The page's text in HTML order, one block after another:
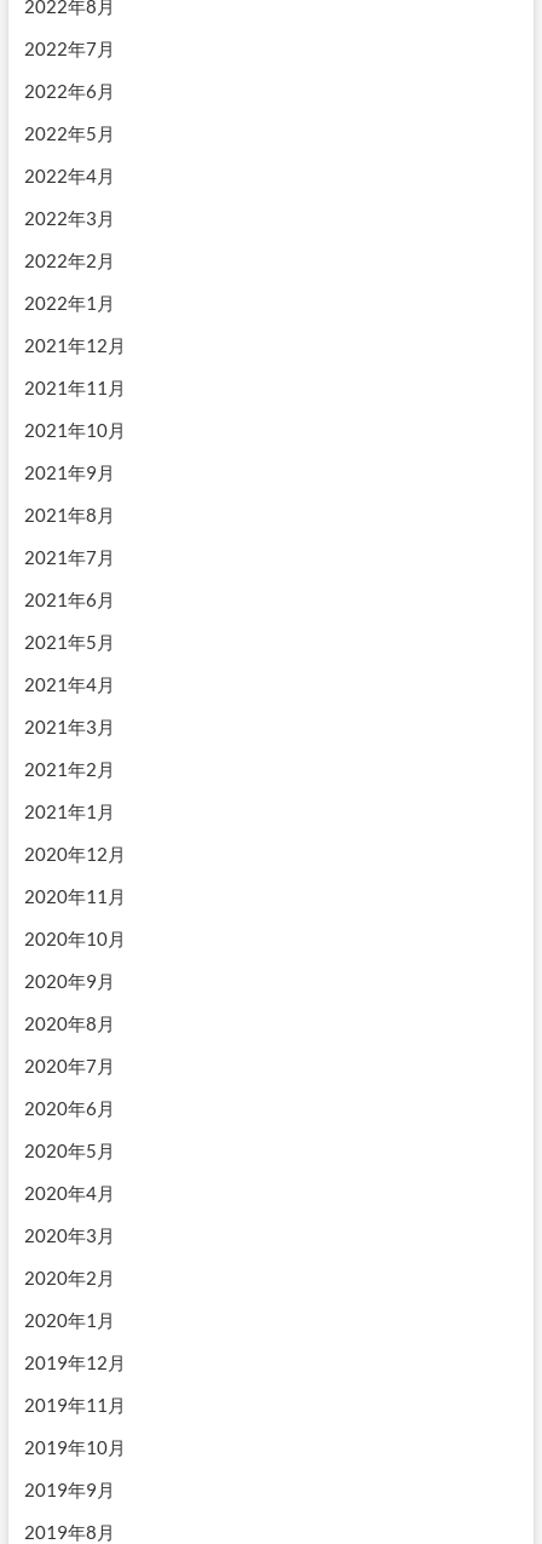
2022年8月
2022年7月
2022年6月
2022年5月
2022年4月
2022年3月
2022年2月
2022年1月
2021年12月
2021年11月
2021年10月
2021年9月
2021年8月
2021年7月
2021年6月
2021年5月
2021年4月
2021年3月
2021年2月
2021年1月
2020年12月
2020年11月
2020年10月
2020年9月
2020年8月
2020年7月
2020年6月
2020年5月
2020年4月
2020年3月
2020年2月
2020年1月
2019年12月
2019年11月
2019年10月
2019年9月
2019年8月